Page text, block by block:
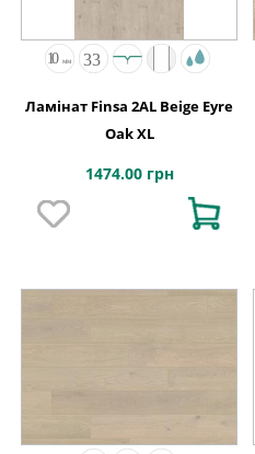
Ламінат Finsa 2AL Beige Eyre
Oak XL
1474.00 грн